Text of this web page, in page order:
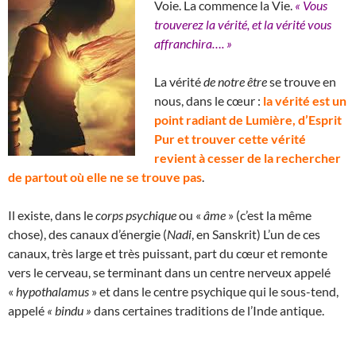
Voie. La commence la Vie. « Vous
trouverez la vérité, et la vérité vous
affranchira…. »
La véritéde notre êtrese trouve en
nous, dans le cœur : la vérité est un
point radiant de Lumière, d’Esprit
Pur et trouver cette vérité
revient à cesser de la rechercher
de partout où elle ne se trouve pas
Il existe, dans lecorps psychiqueou « âme » (c’est la même
chose), des canaux d’énergie (Nadi , en Sanskrit) L’un de ces
canaux, très large et très puissant, part du cœur et remonte
vers le cerveau, se terminant dans un centre nerveux appelé
« hypothalamus » et dans le centre psychique qui le sous-tend,
appelé « bindu » dans certaines traditions de l’Inde antique.